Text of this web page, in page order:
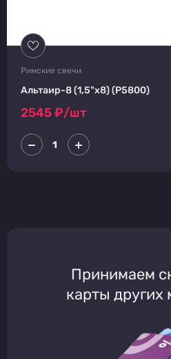
Римские свечи
Альтаир-8 (1,5"х8) (P5800)
2545₽/шт
Принимаем
карты других